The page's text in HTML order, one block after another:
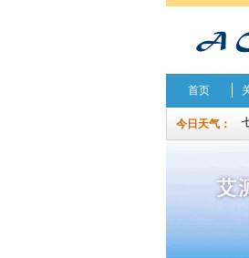
首页
今日天气：